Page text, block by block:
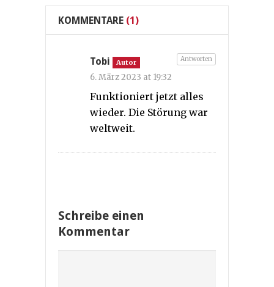
KOMMENTARE (1)
Tobi Autor
6. März 2023 at 19:32
Funktioniert jetzt alles
wieder. Die Störung war
weltweit.
Antworten
Schreibe einen
Kommentar